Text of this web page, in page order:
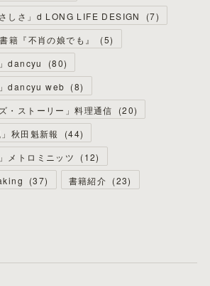
しさ」d LONG LIFE DESIGN
(7)
書籍『不肖の娘でも』 (5)
dancyu
(80)
dancyu web (8)
・ストーリー」料理通信
(20)
秋田魁新報
(44)
メトロミニッツ
(12)
(37) 書籍紹介 (23)